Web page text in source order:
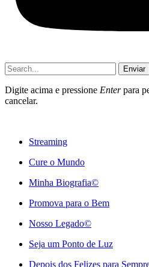
Enviar
Digite acima e pressione Enterpara
cancelar.
Streaming
Cure o Mundo
Minha Biografia©
Promova para o Bem
Nosso Legado©
Seja um Ponto de Luz
Depois dos Felizes para